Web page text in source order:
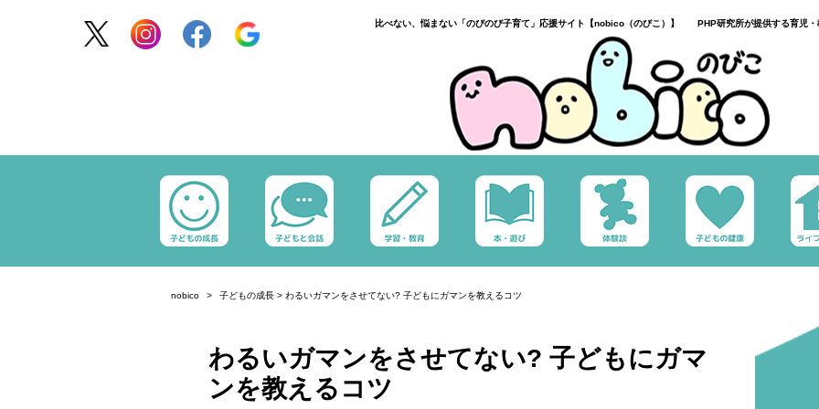
比べない、悩まない「のびのび子育て」応援サイト【nobico（のびこ）】 PHP研究所が提供する育児・
nobico 子どもの成長 > わるいガマンをさせてない? 子どもにガマンを教えるコツ
わるいガマンをさせてない? 子どもにガマ
ンを教えるコツ